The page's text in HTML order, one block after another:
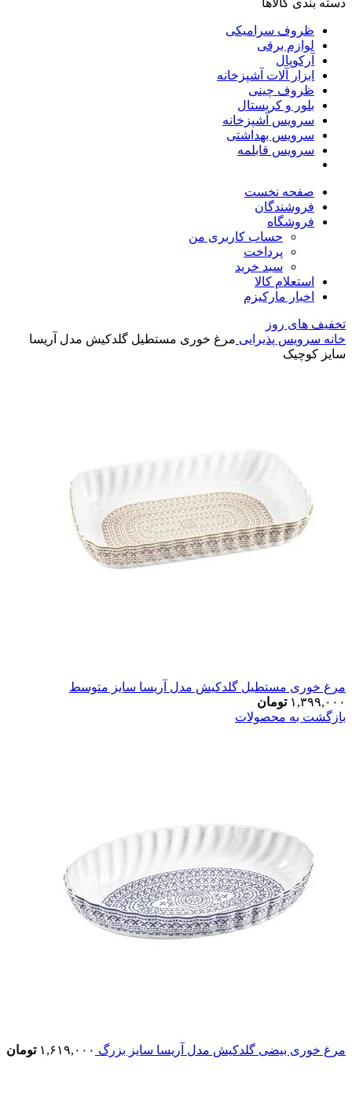
ظروف سرامیکی
لوازم برقی
آرکوپال
ابزار آلات آشپزخانه
ظروف چینی
بلور و کریستال
سرویس آشپزخانه
سرویس بهداشتی
سرویس قابلمه
صفحه نخست
فروشندگان
فروشگاه
حساب کاربری من
پرداخت
سبد خرید
استعلام کالا
اخبار مارکیزم
تخفیف های روز
خانه سرویس پذیرایی مرغ خوری مستطیل گلدکیش مدل آریسا
سایز کوچیک
مرغ خوری مستطیل گلدکیش مدل آریسا سایز متوسط
۱,۳۹۹,۰۰۰ تومان
بازگشت به محصولات
مرغ خوری بیضی گلدکیش مدل آریسا سایز بزرگ ۱,۶۱۹,۰۰۰ تومان